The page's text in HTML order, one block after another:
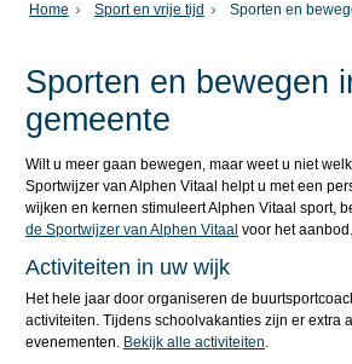
Home Sport en vrije tijd Sporten en
Sporten en bewegen
gemeente
Wilt u meer gaan bewegen, maar weet u niet
Sportwijzer van Alphen Vitaal helpt u met een
wijken en kernen stimuleert Alphen Vitaal sport,
de Sportwijzer van Alphen Vitaal voor het aanbod.
Activiteiten in uw wijk
Het hele jaar door organiseren de
activiteiten. Tijdens schoolvakanties zijn er extra
evenementen. Bekijk alle activiteiten.